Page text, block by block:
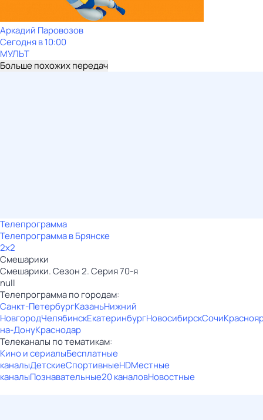
Аркадий Паровозов
Сегодня в 10:00
МУЛЬТ
Больше похожих передач
Телепрограмма
Телепрограмма в Брянске
2x2
Смешарики
Смешарики. Сезон 2. Серия 70-я
null
Телепрограмма по городам:
Санкт-ПетербургКазаньНижний
НовгородЧелябинскЕкатеринбургНовосибирскСочи
на-ДонуКраснодар
Телеканалы по тематикам:
Кино и сериалыБесплатные
каналыДетскиеСпортивныеHDМестные
каналыПознавательные20 каналовНовостные